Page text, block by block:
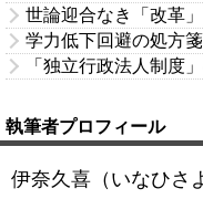
世論迎合なき「改革
学力低下回避の処方箋
「独立行政法人制度
執筆者プロフィール
伊奈久喜（いなひさ